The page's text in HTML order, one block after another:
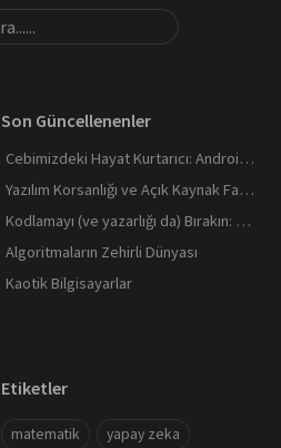
Son Güncellenenler
Cebimizdeki Hayat Kurtarıcı: Android Deprem Uyarı Sistemi Nasıl Çalışır?
Yazılım Korsanlığı ve Açık Kaynak Farkı: Hukuki, Etik ve Güvenlik Analizi
Kodlamayı (ve yazarlığı da) Bırakın: Bir Sistemi 0 Kodla Nasıl Kurduk? (Evrensel Yazıcı Sihirbazı)
Algoritmaların Zehirli Dünyası
Kaotik Bilgisayarlar
Etiketler
matematik yapay zeka